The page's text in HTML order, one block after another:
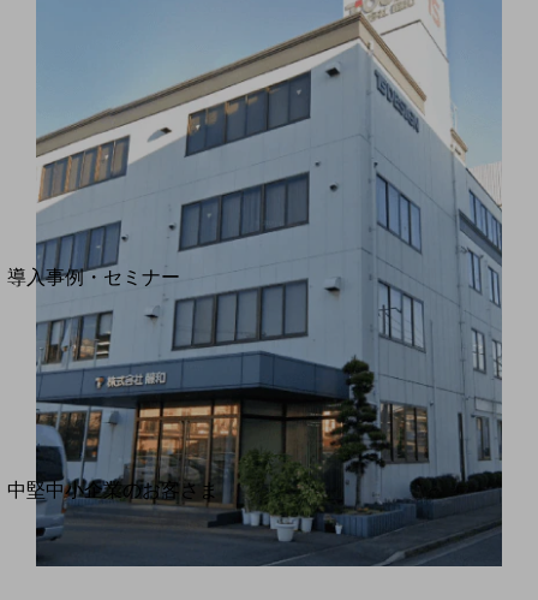
回線・ネットワーク
別ウィンドウで開きます
サービスをご利用中のお客さま
導入事例・セミナー
導入事例TOP
最新の導入事例や注目の導入事例をご紹介します
セミナー
開催・出展する各種セミナー、イベント情報をご紹介します
別ウィンドウで開きます
中堅中小企業のお客さま
NTTドコモビジネスウォッチ
ビジネスお役立ち情報